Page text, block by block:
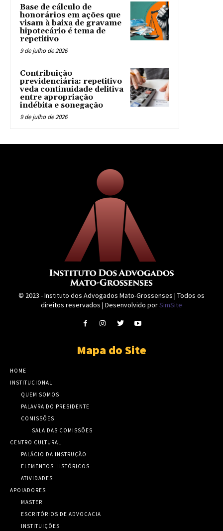
Base de cálculo de
honorários em ações que
visam à baixa de gravame
hipotecário é tema de
repetitivo
9 de julho de 2026
Contribuição
previdenciária: repetitivo
veda continuidade delitiva
entre apropriação
indébita e sonegação
9 de julho de 2026
© 2023 - Instituto dos Advogados Mato-Grossenses | Todos os
direitos reservados | Desenvolvido porSimSite
Mapa do Site
HOME
INSTITUCIONAL
QUEM SOMOS
PALAVRA DO PRESIDENTE
COMISSÕES
SALA DAS COMISSÕES
CENTRO CULTURAL
PALÁCIO DA INSTRUÇÃO
ELEMENTOS HISTÓRICOS
ATIVIDADES
APOIADORES
MASTER
ESCRITÓRIOS DE ADVOCACIA
INSTITUIÇÕES